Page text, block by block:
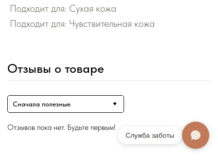
Служба заботы
Подходит для: Сухая кожа
Подходит для: Чувствительная кожа
Отзывы о товаре
Сначала полезные
Отзывов пока нет. Будьте первым!